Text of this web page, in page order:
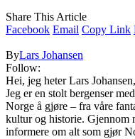
Share This Article
Facebook Email Copy Link
ByLars Johansen
Follow:
Hei, jeg heter Lars
Jeg er en stolt bergenser
Norge å gjøre – fra våre
kultur og historie. Gjennom
informere om alt som gjør